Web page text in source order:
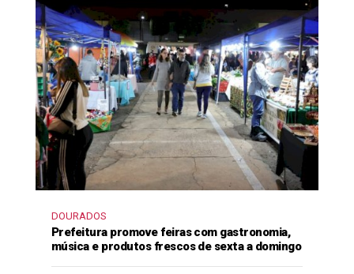
DOURADOS
Prefeitura promove feiras com gastronomia,
música e produtos frescos de sexta a domingo